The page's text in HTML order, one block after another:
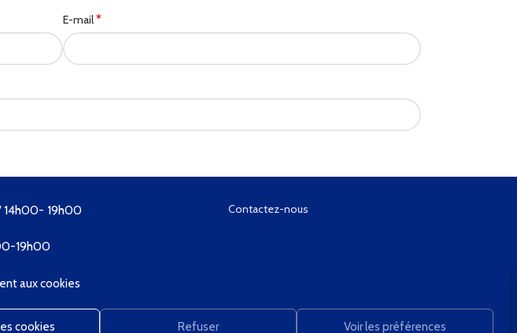
aux cookies
cookies Refuser Voir les préférences
E-mail*
14h00- 19h00
19h00
Contactez-nous